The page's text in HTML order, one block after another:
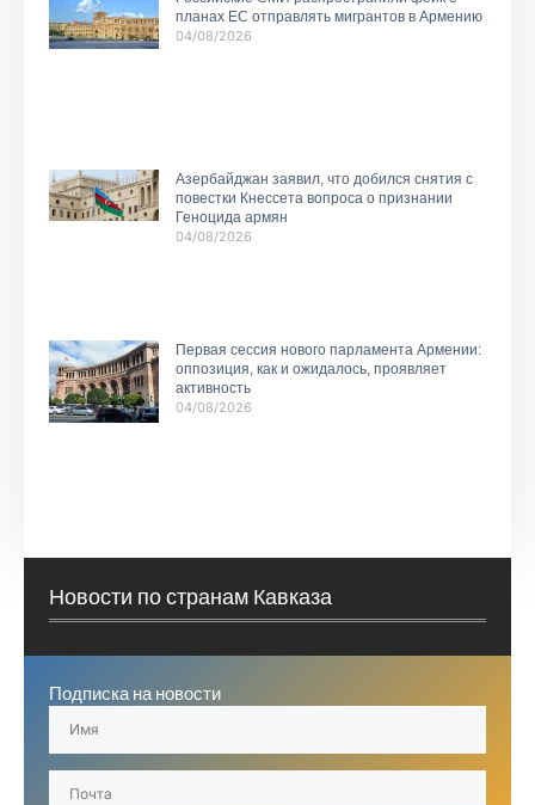
планах ЕС отправлять мигрантов в Армению
04/08/2026
Азербайджан заявил, что добился снятия с
повестки Кнессета вопроса о признании
Геноцида армян
04/08/2026
Первая сессия нового парламента Армении:
оппозиция, как и ожидалось, проявляет
активность
04/08/2026
Новости по странам Кавказа
Подписка на новости